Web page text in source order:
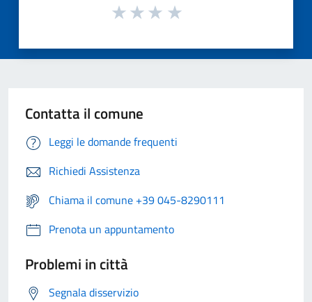
Contatta il comune
Leggi le domande frequenti
Richiedi Assistenza
Chiama il comune +39 045-8290111
Prenota un appuntamento
Problemi in città
Segnala disservizio